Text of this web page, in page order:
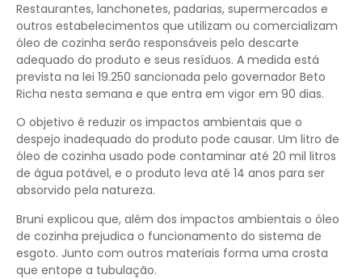
Restaurantes, lanchonetes, padarias, supermercados e
outros estabelecimentos que utilizam ou comercializam
óleo de cozinha serão responsáveis pelo descarte
adequado do produto e seus resíduos. A medida está
prevista na lei 19.250 sancionada pelo governador Beto
Richa nesta semana e que entra em vigor em 90 dias.
O objetivo é reduzir os impactos ambientais que o
despejo inadequado do produto pode causar. Um litro de
óleo de cozinha usado pode contaminar até 20 mil litros
de água potável, e o produto leva até 14 anos para ser
absorvido pela natureza.
Bruni explicou que, além dos impactos ambientais o óleo
de cozinha prejudica o funcionamento do sistema de
esgoto. Junto com outros materiais forma uma crosta
que entope a tubulação.